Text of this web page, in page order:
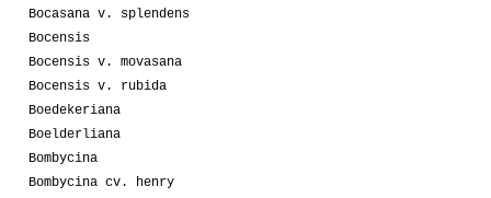
Bocasana v. splendens
Bocensis
Bocensis v. movasana
Bocensis v. rubida
Boedekeriana
Boelderliana
Bombycina
Bombycina cv. henry